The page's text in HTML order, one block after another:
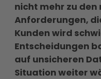
nicht mehr zu den
Anforderungen,
Kunden wird
Entscheidungen
auf unsicheren
Situation weiter